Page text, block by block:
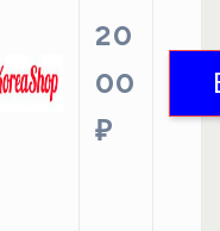
20
00
₽